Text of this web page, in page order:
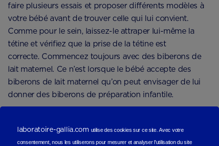
faire plusieurs essais et proposer différents modèles à
votre bébé avant de trouver celle qui lui convient.
Comme pour le sein, laissez-le attraper lui-même la
tétine et vérifiez que la prise de la tétine est
correcte. Commencez toujours avec des biberons de
lait maternel. Ce n’est lorsque le bébé accepte des
biberons de lait maternel qu’on peut envisager de lui
donner des biberons de préparation infantile.
Fractionner les repas
laboratoire-gallia.com utilise des cookies sur ce site.Avec votre
consentement, nous les utiliseronspour mesurer et analyser l'utilisation du site